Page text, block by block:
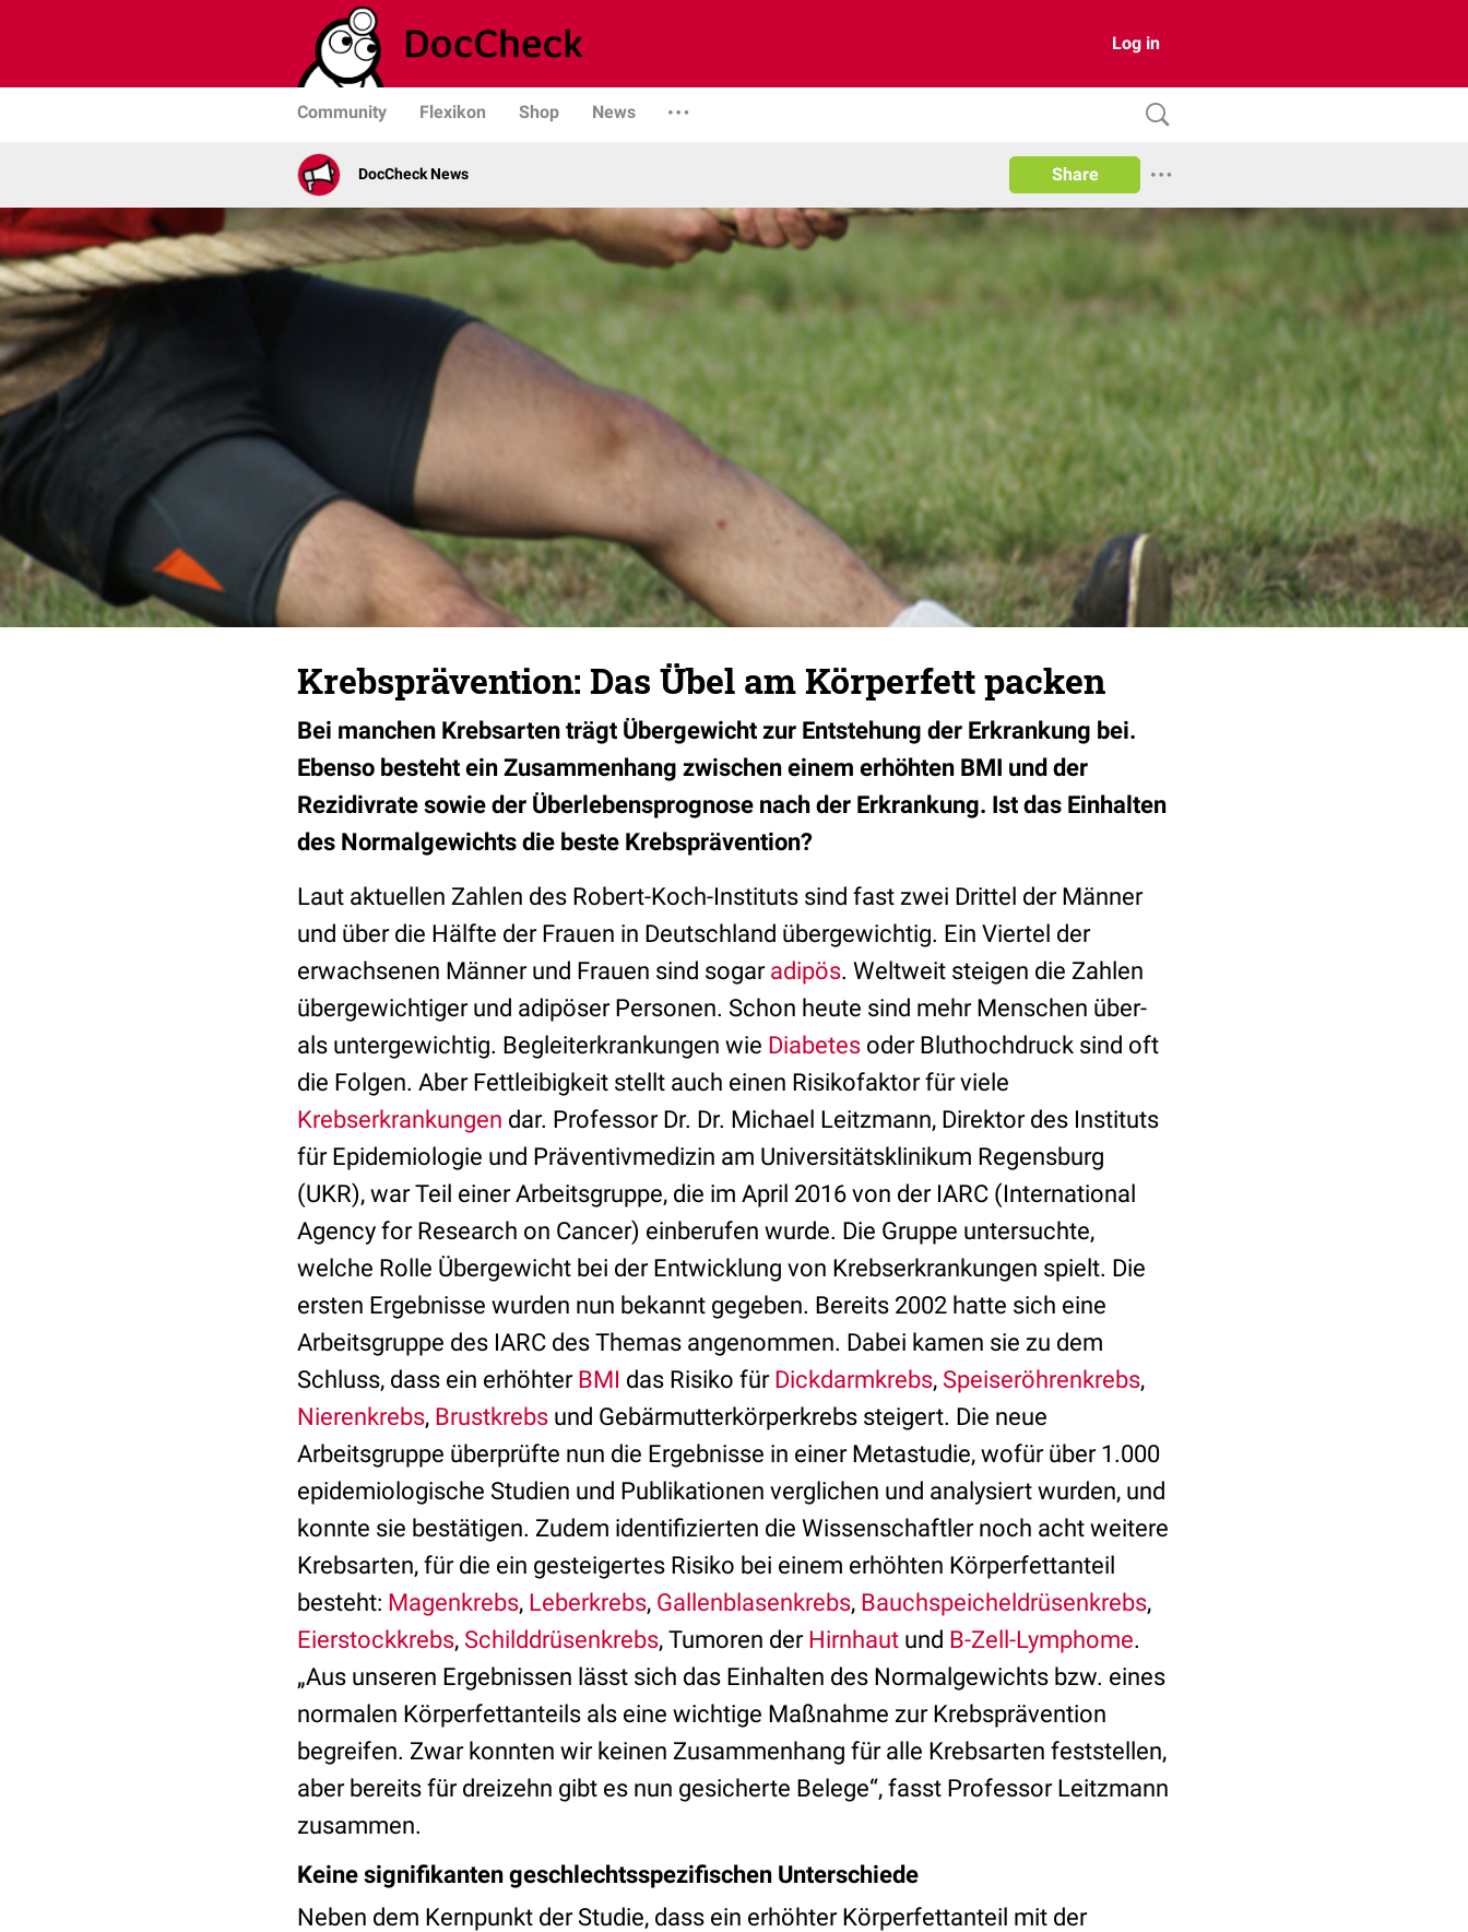
Log in
Community Flexikon Shop News
DocCheck News Share
Krebsprävention: Das Übel am Körperfett packen
Bei manchen Krebsarten trägt Übergewicht zur Entstehung der Erkrankung bei.
Ebenso besteht ein Zusammenhang zwischen einem erhöhten BMI und der
Rezidivrate sowie der Überlebensprognose nach der Erkrankung. Ist das Einhalten
des Normalgewichts die beste Krebsprävention?
Laut aktuellen Zahlen des Robert-Koch-Instituts sind fast zwei Drittel der Männer
und über die Hälfte der Frauen in Deutschland übergewichtig. Ein Viertel der
erwachsenen Männer und Frauen sind sogar adipös. Weltweit steigen die Zahlen
übergewichtiger und adipöser Personen. Schon heute sind mehr Menschen über-
als untergewichtig. Begleiterkrankungen wie Diabetes oder Bluthochdruck sind oft
die Folgen. Aber Fettleibigkeit stellt auch einen Risikofaktor für viele
Krebserkrankungen dar. Professor Dr. Dr. Michael Leitzmann, Direktor des Instituts
für Epidemiologie und Präventivmedizin am Universitätsklinikum Regensburg
(UKR), war Teil einer Arbeitsgruppe, die im April 2016 von der IARC (International
Agency for Research on Cancer) einberufen wurde. Die Gruppe untersuchte,
welche Rolle Übergewicht bei der Entwicklung von Krebserkrankungen spielt. Die
ersten Ergebnisse wurden nun bekannt gegeben. Bereits 2002 hatte sich eine
Arbeitsgruppe des IARC des Themas angenommen. Dabei kamen sie zu dem
Schluss, dass ein erhöhter BMI das Risiko für Dickdarmkrebs, Speiseröhrenkrebs,
Nierenkrebs, Brustkrebs und Gebärmutterkörperkrebs steigert. Die neue
Arbeitsgruppe überprüfte nun die Ergebnisse in einer Metastudie, wofür über 1.000
epidemiologische Studien und Publikationen verglichen und analysiert wurden, und
konnte sie bestätigen. Zudem identifizierten die Wissenschaftler noch acht weitere
Krebsarten, für die ein gesteigertes Risiko bei einem erhöhten Körperfettanteil
besteht: Magenkrebs, Leberkrebs, Gallenblasenkrebs, Bauchspeicheldrüsenkrebs,
Eierstockkrebs, Schilddrüsenkrebs, Tumoren der Hirnhaut und B-Zell-Lymphome.
„Aus unseren Ergebnissen lässt sich das Einhalten des Normalgewichts bzw. eines
normalen Körperfettanteils als eine wichtige Maßnahme zur Krebsprävention
begreifen. Zwar konnten wir keinen Zusammenhang für alle Krebsarten feststellen,
aber bereits für dreizehn gibt es nun gesicherte Belege“, fasst Professor Leitzmann
zusammen.
Keine signifikanten geschlechtsspezifischen Unterschiede
Neben dem Kernpunkt der Studie, dass ein erhöhter Körperfettanteil mit der